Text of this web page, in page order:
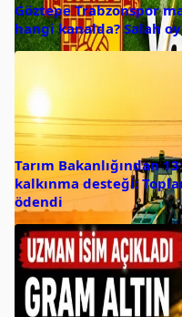
Göztepe Trabzonspor
hangi kanalda? Salah
Tarım Bakanlığından
kalkınma desteği:
ödendi